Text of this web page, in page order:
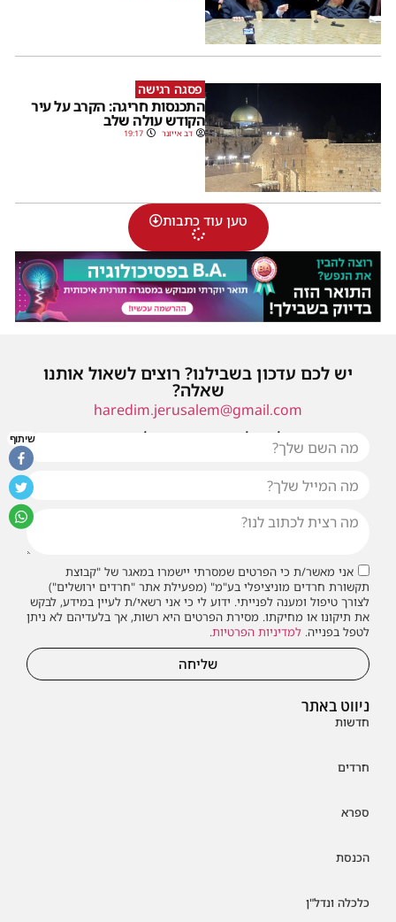
פסגה רגישה
התכנסות חריגה: הקרב על עיר
הקודש עולה שלב
דב אייזנר 19:17
טען עוד כתבות
ניווט באתר
חדשות
חרדים
ספרא
הכנסת
כלכלה ונדל"ן
יש לכם עדכון בשבילנו? רוצים לשאול אותנו
שאלה?
haredim.jerusalem@gmail.com
או שילחו אלינו פנייה ונחזור אליכם בהקדם
אני מאשר/ת כי הפרטים שמסרתי יישמרו במאגר של "קבוצת
תקשורת חרדים מוניציפלי בע"מ" (מפעילת אתר "חרדים ירושלים")
לצורך טיפול ומענה לפנייתי. ידוע לי כי אני רשאי/ת לעיין במידע, לבקש
את תיקונו או מחיקתו. מסירת הפרטים היא רשות, אך בלעדיהם לא ניתן
לטפל בפנייה. למדיניות הפרטיות.
שליחה
שיתוף